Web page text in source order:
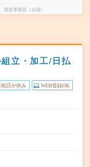
造事業部（全国）
組立・加工/日払
祝日が休み WEB登録OK